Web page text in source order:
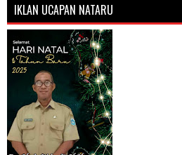
IKLAN UCAPAN NATARU